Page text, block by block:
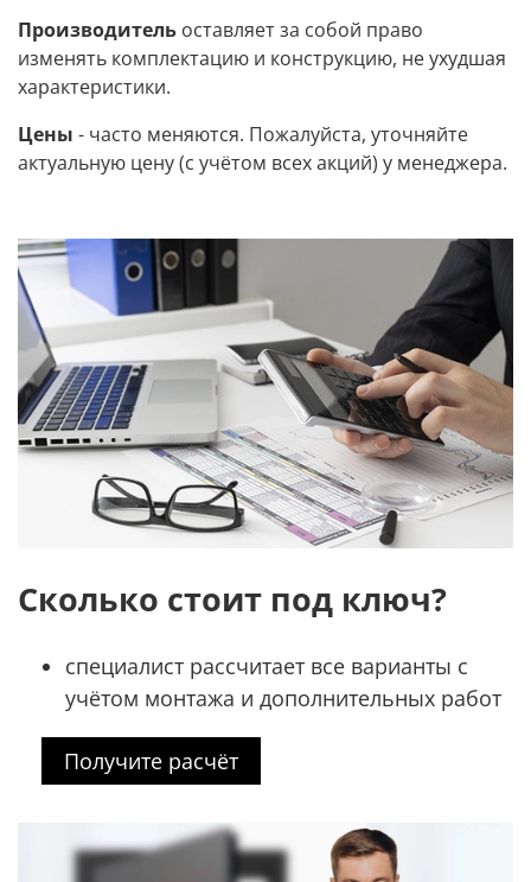
Производитель оставляет за собой право
изменять комплектацию и конструкцию, не ухудшая
характеристики.
Цены - часто меняются. Пожалуйста, уточняйте
актуальную цену (с учётом всех акций) у менеджера.
Сколько стоит под ключ?
специалист рассчитает все варианты с
учётом монтажа и дополнительных работ
Получите расчёт